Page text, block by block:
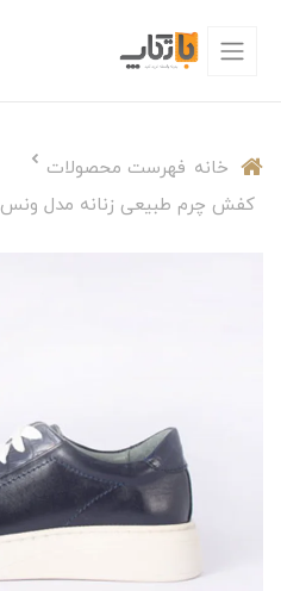
خانه فهرست محصولات
کفش چرم طبیعی زنانه مدل ونس